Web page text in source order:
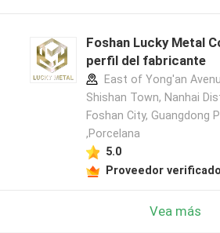
Foshan Lucky Metal
perfil del fabricante
East of Yong'an
Shishan Town, Nanhai
Foshan City, Guangdong
,Porcelana
5.0
Proveedor verificado
Vea más